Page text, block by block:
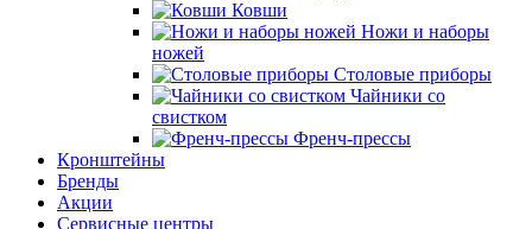
Ковши
Ножи и наборы
ножей
Столовые приборы
Чайники со
свистком
Френч-прессы
Кронштейны
Бренды
Акции
Сервисные центры